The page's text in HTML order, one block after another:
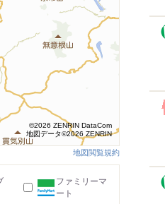
©2026 ZENRIN DataCom
地図データ©2026 ZENRIN
地図閲覧規約
ファミリーマ
ート